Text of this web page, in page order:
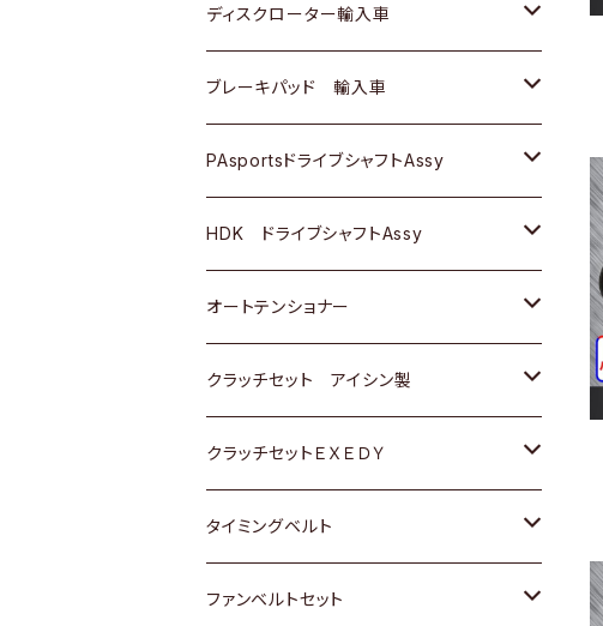
スバル
マツダ
三菱
スバル
ＢＥＮＺ
マツダ
三菱
スバル
ダイハツ
マツダ
三菱
スバル
日産
ダイハツ
マツダ
三菱
スバル
スズキ
日産
ダイハツ
マツダ
三菱
スバル
スズキ
日産
ダイハツ
マツダ
三菱
スバル
トヨタ
ホンダ
スズキ
日産
いすゞ
ダイハツ
マツダ
三菱
スバル
ディスクローター輸入車
ＡＵＤＩ
ＢＥＮＺ
ＢＭＷ
GOLF
ＷＡＧＥＮ
アストロ（シボレー）
クライスラー
ブレーキパッド 輸入車
ＢＥＮＺ
ＢＭＷ
ＷＡＧＥＮ
ＶＯＬＶＯ
PAsportsドライブシャフトAssy
トヨタ
ホンダ
スズキ
日産
ダイハツ
マツダ
HDK ドライブシャフトAssy
スズキ
ダイハツ
日産
ホンダ
マツダ
オートテンショナー
トヨタ
クラッチセット アイシン製
ホンダ
スズキ
ダイハツ
クラッチセットＥＸＥＤＹ
ホンダ
スズキ
タイミングベルト
トヨタ
ファンベルトセット